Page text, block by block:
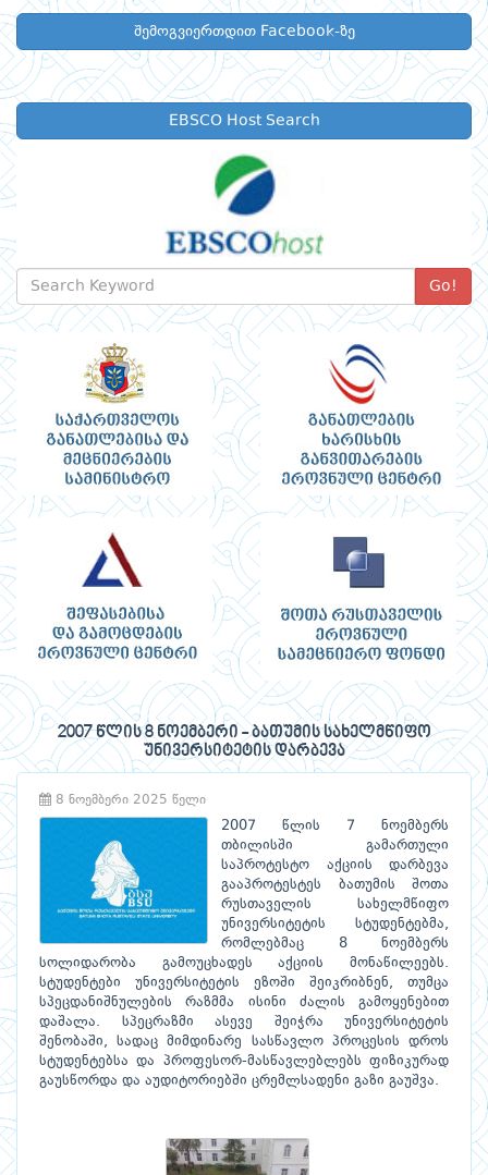
შემოგვიერთდით Facebook-ზე
EBSCO Host Search
Go!
2007 წლის 8 ნოემბერი - ბათუმის სახელმწიფო
უნივერსიტეტის დარბევა
8 ნოემბერი 2025 წელი
2007 წლის 7 ნოემბერს
თბილისში გამართული
საპროტესტო აქციის დარბევა
გააპროტესტეს ბათუმის შოთა
რუსთაველის სახელმწიფო
უნივერსიტეტის სტუდენტებმა,
რომლებმაც 8 ნოემბერს
სოლიდარობა გამოუცხადეს აქციის მონაწილეებს.
სტუდენტები უნივერსიტეტის ეზოში შეიკრიბნენ, თუმცა
სპეცდანიშნულების რაზმმა ისინი ძალის გამოყენებით
დაშალა. სპეცრაზმი ასევე შეიჭრა უნივერსიტეტის
შენობაში, სადაც მიმდინარე სასწავლო პროცესის დროს
სტუდენტებსა და პროფესორ-მასწავლებლებს ფიზიკურად
გაუსწორდა და აუდიტორიებში ცრემლსადენი გაზი გაუშვა.